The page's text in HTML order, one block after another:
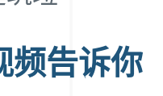
频告诉你